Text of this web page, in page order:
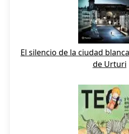
El silencio de la ciudad
de Urturi